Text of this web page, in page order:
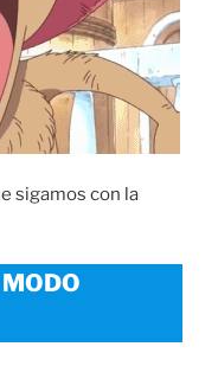
sigamos con la